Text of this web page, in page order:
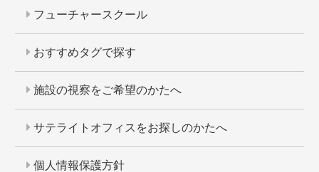
フューチャースクール
おすすめタグで探す
施設の視察をご希望のかたへ
サテライトオフィスをお探しのかたへ
個人情報保護方針